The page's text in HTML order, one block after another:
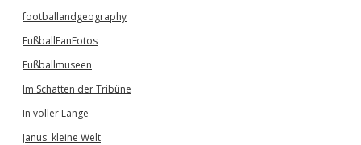
footballandgeography
FußballFanFotos
Fußballmuseen
Im Schatten der Tribüne
In voller Länge
Janus' kleine Welt